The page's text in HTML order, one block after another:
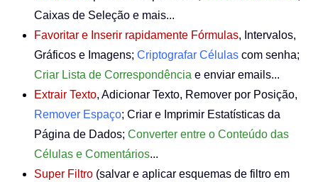
Caixas de Seleção e mais...
Favoritar e Inserir rapidamente Fórmulas, Intervalos,
Gráficos e Imagens; Criptografar Células com senha;
Criar Lista de Correspondência e enviar emails...
Extrair Texto, Adicionar Texto, Remover por Posição,
Remover Espaço; Criar e Imprimir Estatísticas da
Página de Dados; Converter entre o Conteúdo das
Células e Comentários...
Super Filtro (salvar e aplicar esquemas de filtro em